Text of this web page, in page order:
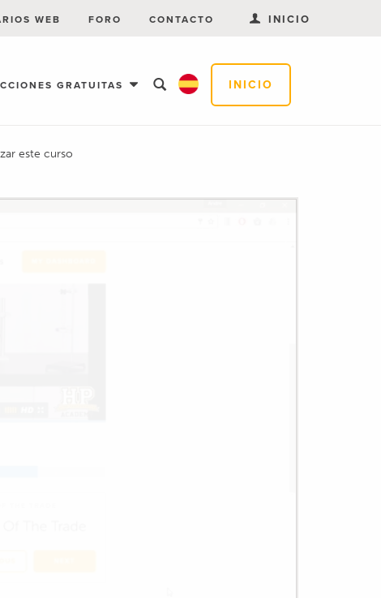
INICIO
GRATUITAS
WEB FORO CONTACTO INICIO
este curso